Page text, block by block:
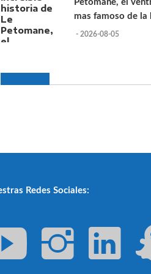
Petomane, el
mas famoso de la
- 2026-08-05
Redes Sociales: